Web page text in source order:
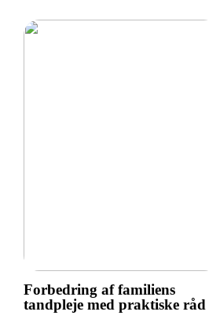
Forbedring af familiens
tandpleje med praktiske råd